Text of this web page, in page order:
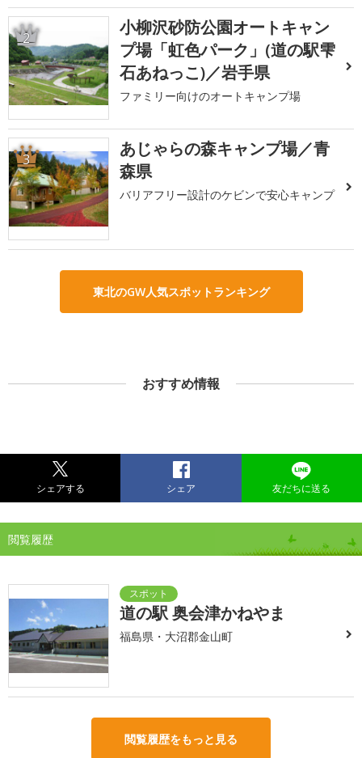
2
小柳沢砂防公園オートキャン
プ場「虹色パーク」(道の駅雫
石あねっこ)／岩手県
ファミリー向けのオートキャンプ場
3
あじゃらの森キャンプ場／青
森県
バリアフリー設計のケビンで安心キャンプ
東北のGW人気スポットランキング
おすすめ情報
シェアする シェア 友だちに送る
閲覧履歴
道の駅 奥会津かねやま
福島県・大沼郡金山町
閲覧履歴をもっと見る